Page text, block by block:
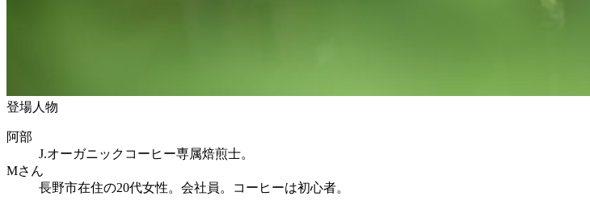
登場人物
阿部
J.オーガニックコーヒー専属焙煎士。
Mさん
長野市在住の20代女性。会社員。コーヒーは初心者。